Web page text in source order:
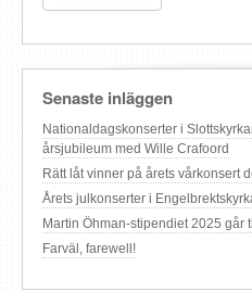
Senaste inläggen
Nationaldagskonserter i
årsjubileum med Wille Crafoord
Rätt låt vinner på årets vårkonsert
Årets julkonserter i
Martin Öhman-stipendiet 2025 går
Farväl, farewell!